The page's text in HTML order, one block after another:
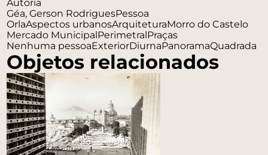
Autoria
Géa, Gerson RodriguesPessoa
OrlaAspectos urbanosArquiteturaMorro do Castelo
Mercado MunicipalPerimetralPraças
Nenhuma pessoaExteriorDiurnaPanoramaQuadrada
Objetos relacionados